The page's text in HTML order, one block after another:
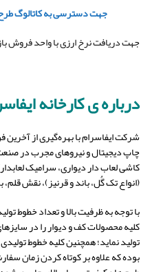
جهت دسترسی به کاتالوگ
جهت دریافت نرخ ارزی با واحد فروش
درباره ی کارخانه
شرکت ایفاسرام با بهره‌گیری از آخرین
چاپ دیجیتال و نیروهای مجرب در
کاشی لعاب‌ دار دیواری، سرامیک
(انواع تک‌ گُل، باند و قرنیز)، نقش
با توجه به ظرفیت بالا و تعداد خطوط
کلیه محصولات کف و دیوار را در
تولید نماید؛ همچنین کلیه خطوط
بوده که علاوه بر کوتاه کردن زمان